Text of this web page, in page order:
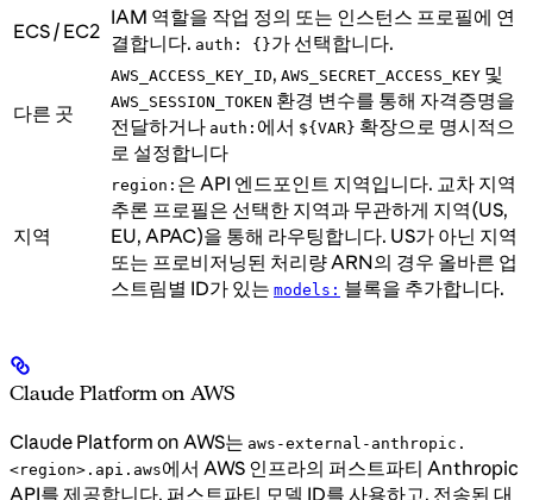
ECS / EC2
IAM 역할을 작업 정의 또는 인스턴스 프로필에 연
결합니다. auth: {}가 선택합니다.
다른 곳
AWS_ACCESS_KEY_ID, AWS_SECRET_ACCESS_KEY 및
AWS_SESSION_TOKEN 환경 변수를 통해 자격증명을
전달하거나 auth: 에서 ${VAR} 확장으로 명시적으
로 설정합니다
지역
region: 은 API 엔드포인트 지역입니다. 교차 지역
추론 프로필은 선택한 지역과 무관하게 지역(US,
EU, APAC)을 통해 라우팅합니다. US가 아닌 지역
또는 프로비저닝된 처리량 ARN의 경우 올바른 업
스트림별 ID가 있는 models: 블록을 추가합니다.
Claude Platform on AWS
Claude Platform on AWS는 aws-external-anthropic.
<region>.api.aws에서 AWS 인프라의 퍼스트파티 Anthropic
API를 제공합니다. 퍼스트파티 모델 ID를 사용하고, 전송된 대